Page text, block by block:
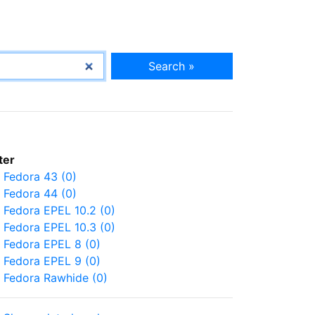
Search »
Fedora 43 (0)
Fedora 44 (0)
Fedora EPEL 10.2 (0)
Fedora EPEL 10.3 (0)
Fedora EPEL 8 (0)
Fedora EPEL 9 (0)
Fedora Rawhide (0)